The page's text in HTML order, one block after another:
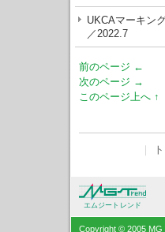
UKCAマーキン
／2022.7
前のページ ←
次のページ →
このページ上へ ↑
エムジートレンド
Copyright © 2005 MG